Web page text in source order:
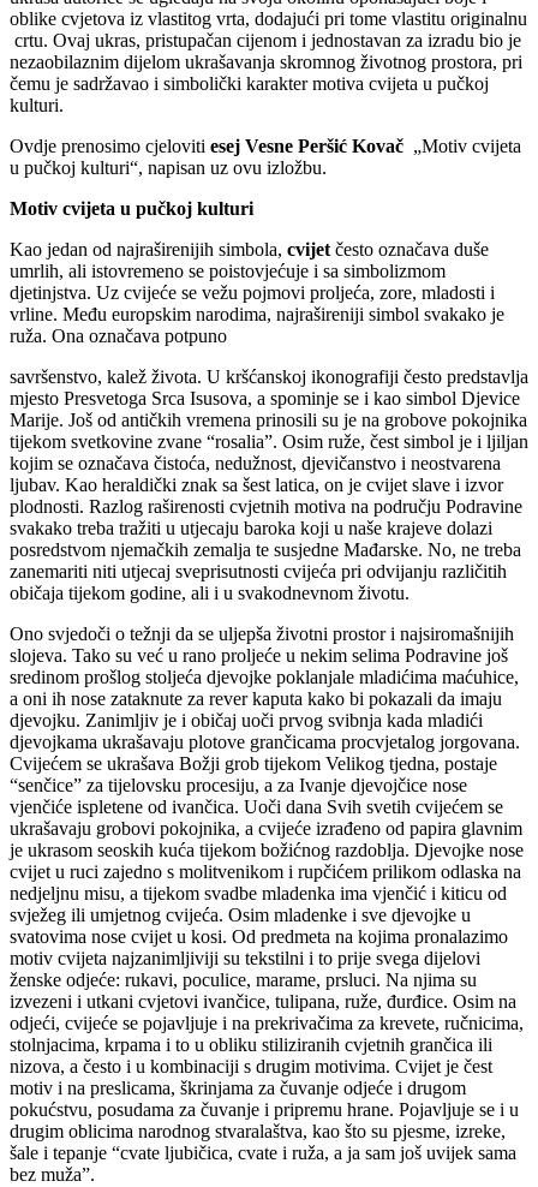
oblike cvjetova iz vlastitog vrta, dodajući pri tome vlastitu originalnu
crtu. Ovaj ukras, pristupačan cijenom i jednostavan za izradu bio je
nezaobilaznim dijelom ukrašavanja skromnog životnog prostora, pri
čemu je sadržavao i simbolički karakter motiva cvijeta u pučkoj
kulturi.
Ovdje prenosimo cjeloviti esej Vesne Peršić Kovač „Motiv cvijeta
u pučkoj kulturi“, napisan uz ovu izložbu.
Motiv cvijeta u pučkoj kulturi
Kao jedan od najraširenijih simbola, cvijet često označava duše
umrlih, ali istovremeno se poistovjećuje i sa simbolizmom
djetinjstva. Uz cvijeće se vežu pojmovi proljeća, zore, mladosti i
vrline. Među europskim narodima, najrašireniji simbol svakako je
ruža. Ona označava potpuno
savršenstvo, kalež života. U kršćanskoj ikonografiji često predstavlja
mjesto Presvetoga Srca Isusova, a spominje se i kao simbol Djevice
Marije. Još od antičkih vremena prinosili su je na grobove pokojnika
tijekom svetkovine zvane “rosalia”. Osim ruže, čest simbol je i ljiljan
kojim se označava čistoća, nedužnost, djevičanstvo i neostvarena
ljubav. Kao heraldički znak sa šest latica, on je cvijet slave i izvor
plodnosti. Razlog raširenosti cvjetnih motiva na području Podravine
svakako treba tražiti u utjecaju baroka koji u naše krajeve dolazi
posredstvom njemačkih zemalja te susjedne Mađarske. No, ne treba
zanemariti niti utjecaj sveprisutnosti cvijeća pri odvijanju različitih
običaja tijekom godine, ali i u svakodnevnom životu.
Ono svjedoči o težnji da se uljepša životni prostor i najsiromašnijih
slojeva. Tako su već u rano proljeće u nekim selima Podravine još
sredinom prošlog stoljeća djevojke poklanjale mladićima maćuhice,
a oni ih nose zataknute za rever kaputa kako bi pokazali da imaju
djevojku. Zanimljiv je i običaj uoči prvog svibnja kada mladići
djevojkama ukrašavaju plotove grančicama procvjetalog jorgovana.
Cvijećem se ukrašava Božji grob tijekom Velikog tjedna, postaje
“senčice” za tijelovsku procesiju, a za Ivanje djevojčice nose
vjenčiće ispletene od ivančica. Uoči dana Svih svetih cvijećem se
ukrašavaju grobovi pokojnika, a cvijeće izrađeno od papira glavnim
je ukrasom seoskih kuća tijekom božićnog razdoblja. Djevojke nose
cvijet u ruci zajedno s molitvenikom i rupčićem prilikom odlaska na
nedjeljnu misu, a tijekom svadbe mladenka ima vjenčić i kiticu od
svježeg ili umjetnog cvijeća. Osim mladenke i sve djevojke u
svatovima nose cvijet u kosi. Od predmeta na kojima pronalazimo
motiv cvijeta najzanimljiviji su tekstilni i to prije svega dijelovi
ženske odjeće: rukavi, poculice, marame, prsluci. Na njima su
izvezeni i utkani cvjetovi ivančice, tulipana, ruže, đurđice. Osim na
odjeći, cvijeće se pojavljuje i na prekrivačima za krevete, ručnicima,
stolnjacima, krpama i to u obliku stiliziranih cvjetnih grančica ili
nizova, a često i u kombinaciji s drugim motivima. Cvijet je čest
motiv i na preslicama, škrinjama za čuvanje odjeće i drugom
pokućstvu, posudama za čuvanje i pripremu hrane. Pojavljuje se i u
drugim oblicima narodnog stvaralaštva, kao što su pjesme, izreke,
šale i tepanje “cvate ljubičica, cvate i ruža, a ja sam još uvijek sama
bez muža”.